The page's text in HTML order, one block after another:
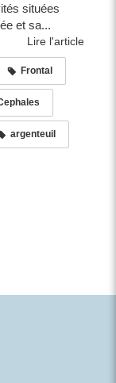
situées
et sa...
Lire l'article
Frontal
argenteuil